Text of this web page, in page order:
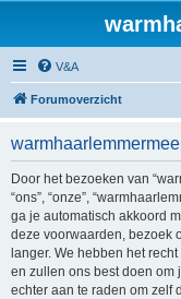
V&A
Forumoverzicht
Door het bezoeken van
“ons”, “onze”,
ga je automatisch akkoord
deze voorwaarden, bezoek
langer. We hebben het
en zullen ons best doen om
echter aan te raden om zelf